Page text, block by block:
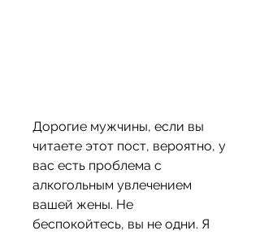
Дорогие мужчины, если вы
читаете этот пост, вероятно, у
вас есть проблема с
алкогольным увлечением
вашей жены. Не
беспокойтесь, вы не одни. Я